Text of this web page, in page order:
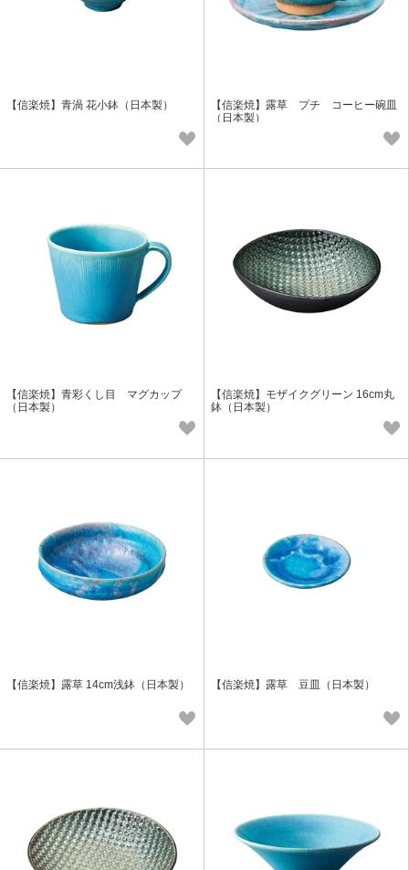
【信楽焼】青渦 花小鉢（日本製）
【信楽焼】露草 プチ コーヒー碗皿
（日本製）
【信楽焼】青彩くし目 マグカップ
（日本製）
【信楽焼】モザイクグリーン 16cm丸
鉢（日本製）
【信楽焼】露草 14cm浅鉢（日本製） 【信楽焼】露草 豆皿（日本製）